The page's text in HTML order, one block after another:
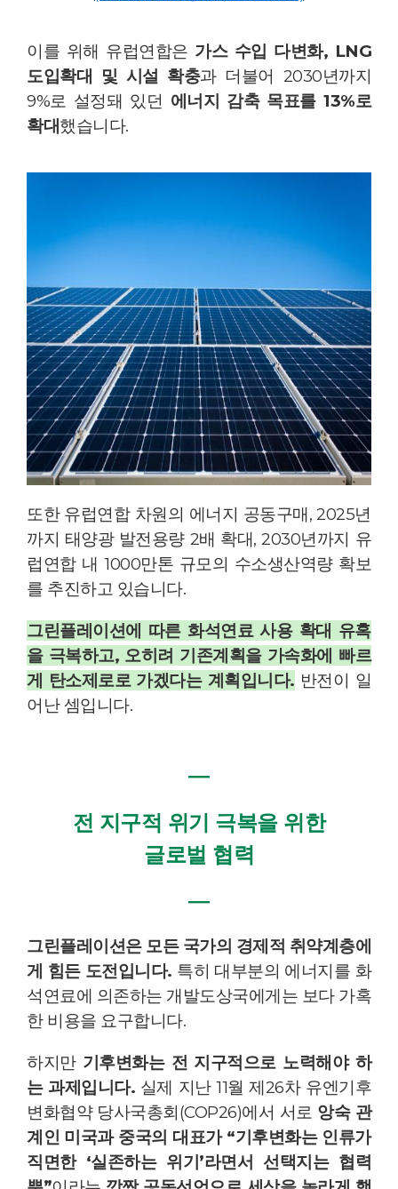
이를 위해 유럽연합은 가스 수입 다변화, LNG
도입확대 및 시설 확충과 더불어 2030년까지
9%로 설정돼 있던 에너지 감축 목표를 13%로
확대했습니다.
또한 유럽연합 차원의 에너지 공동구매, 2025년
까지 태양광 발전용량 2배 확대, 2030년까지 유
럽연합 내 1000만톤 규모의 수소생산역량 확보
를 추진하고 있습니다.
그린플레이션에 따른 화석연료 사용 확대 유혹
을 극복하고, 오히려 기존계획을 가속화에 빠르
게 탄소제로로 가겠다는 계획 입니다. 반전이 일
어난 셈입니다.
―
전 지구적 위기 극복을 위한
글로벌 협력
―
그린플레이션은 모든 국가의 경제적 취약계층에
게 힘든 도전입니다. 특히 대부분의 에너지를 화
석연료에 의존하는 개발도상국에게는 보다 가혹
한 비용을 요구합니다.
하지만 기후변화는 전 지구적으로 노력해야 하
는 과제입니다. 실제 지난 11월 제26차 유엔기후
변화협약 당사국총회(COP26)에서 서로 앙숙 관
계인 미국과 중국의 대표가 “기후변화는 인류가
직면한 ‘실존하는 위기’라면서 선택지는 협력